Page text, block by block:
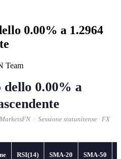
0.00% a 1.2964
Team
0.00% a
· Sessione statunitense · FX
RSI(14) SMA-20 SMA-50